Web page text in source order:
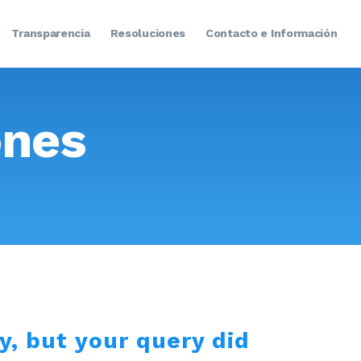
Transparencia Resoluciones Contacto e Información
but your query did